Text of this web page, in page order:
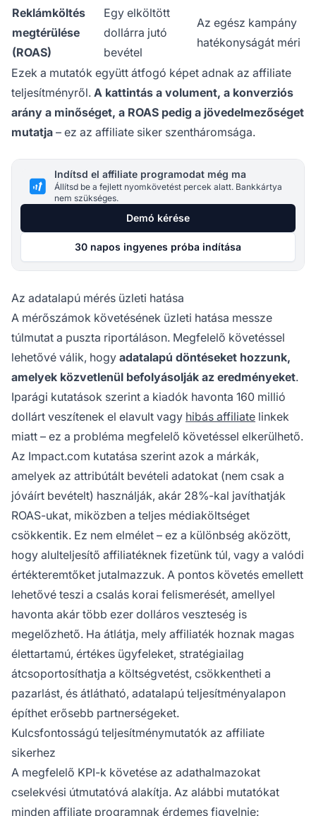
Reklámköltés
megtérülése
(ROAS)
Egy elköltött
dollárra jutó
bevétel
Az egész kampány
hatékonyságát méri
Ezek a mutatók együtt átfogó képet adnak az affiliate
teljesítményről. A kattintás a volument, a konverziós
arány a minőséget, a ROAS pedig a jövedelmezőséget
mutatja – ez az affiliate siker szentháromsága.
Indítsd el affiliate programodat még ma
Állítsd be a fejlett nyomkövetést percek alatt. Bankkártya
nem szükséges.
Demó kérése
30 napos ingyenes próba indítása
Az adatalapú mérés üzleti hatása
A mérőszámok követésének üzleti hatása messze
túlmutat a puszta riportáláson. Megfelelő követéssel
lehetővé válik, hogy adatalapú döntéseket hozzunk,
amelyek közvetlenül befolyásolják az eredményeket.
Iparági kutatások szerint a kiadók havonta 160 millió
dollárt veszítenek el elavult vagy hibás affiliate linkek
miatt – ez a probléma megfelelő követéssel elkerülhető.
Az Impact.com kutatása szerint azok a márkák,
amelyek az attribútált bevételi adatokat (nem csak a
jóváírt bevételt) használják, akár 28%-kal javíthatják
ROAS-ukat, miközben a teljes médiaköltséget
csökkentik. Ez nem elmélet – ez a különbség aközött,
hogy alulteljesítő affiliatéknek fizetünk túl, vagy a valódi
értékteremtőket jutalmazzuk. A pontos követés emellett
lehetővé teszi a csalás korai felismerését, amellyel
havonta akár több ezer dolláros veszteség is
megelőzhető. Ha átlátja, mely affiliaték hoznak magas
élettartamú, értékes ügyfeleket, stratégiailag
átcsoportosíthatja a költségvetést, csökkentheti a
pazarlást, és átlátható, adatalapú teljesítményalapon
építhet erősebb partnerségeket.
Kulcsfontosságú teljesítménymutatók az affiliate
sikerhez
A megfelelő KPI-k követése az adathalmazokat
cselekvési útmutatóvá alakítja. Az alábbi mutatókat
minden affiliate programnak érdemes figyelnie: